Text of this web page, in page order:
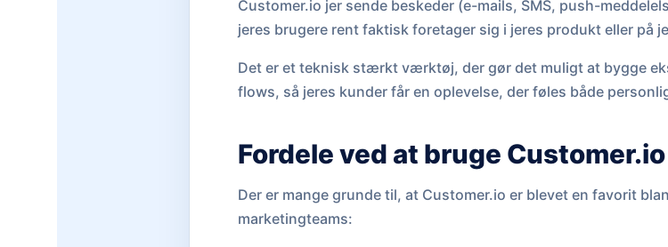
Customer.io jer sende beskeder (e-mails, SMS, push-
jeres brugere rent faktisk foretager sig i jeres produkt eller på
Det er et teknisk stærkt værktøj, der gør det muligt at bygge
flows, så jeres kunder får en oplevelse, der føles både
Fordele ved at bruge Customer.io
Der er mange grunde til, at Customer.io er blevet en favorit
marketingteams: